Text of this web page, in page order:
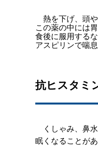
熱を下げ、頭
この薬の中には
食後に服用する
アスピリンで喘
抗ヒスタミ
くしゃみ、鼻水
眠くなることが